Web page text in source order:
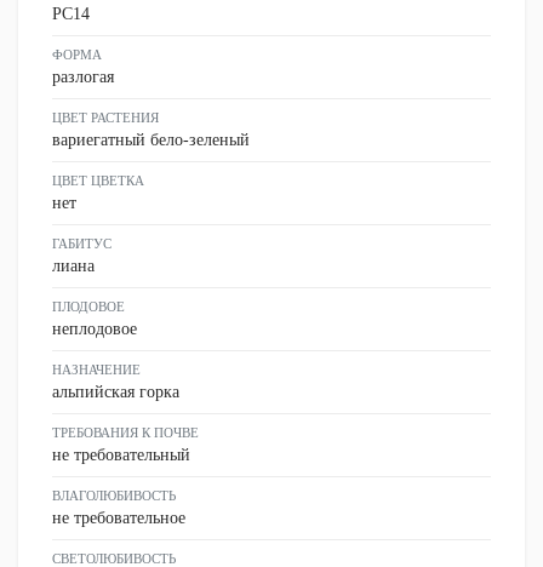
PC14
ФОРМА
разлогая
ЦВЕТ РАСТЕНИЯ
вариегатный бело-зеленый
ЦВЕТ ЦВЕТКА
нет
ГАБИТУС
лиана
ПЛОДОВОЕ
неплодовое
НАЗНАЧЕНИЕ
альпийская горка
ТРЕБОВАНИЯ К ПОЧВЕ
не требовательный
ВЛАГОЛЮБИВОСТЬ
не требовательное
СВЕТОЛЮБИВОСТЬ